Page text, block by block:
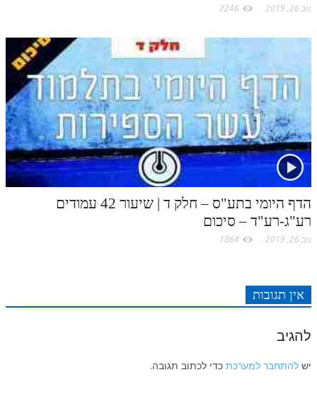
נוב 26, 2019 2246
הדף היומי בתע"ס – חלק ד | שיעור 42 עמודים
רע"ג-רע"ד – סיכום
נוב 26, 2019 1864
אין תגובות
להגיב
יש להתחבר למערכת כדי לכתוב תגובה.